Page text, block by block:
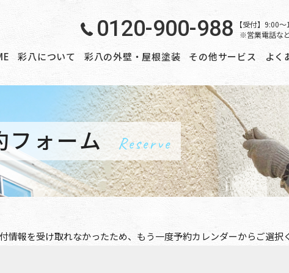
0120-900-988
【受付】9:00
※営業電話な
彩八について 彩八の外壁・屋根塗装 その他サービス よく
フォーム Reserve
情報を受け取れなかったため、もう一度予約カレンダーからご選択